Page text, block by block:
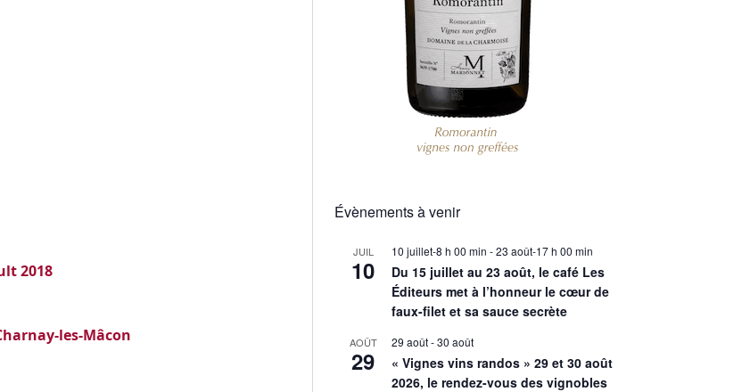
2018
les-Mâcon
Évènements à venir
JUIL
10
10 juillet-8 h 00 min -23 août-17 h 00 min
Du 15 juillet au 23 août, le café Les
Éditeurs met à l’honneur le cœur de
faux-filet et sa sauce secrète
AOÛT
29
29 août-30 août
« Vignes vins randos » 29 et 30 août
2026, le rendez-vous des vignobles